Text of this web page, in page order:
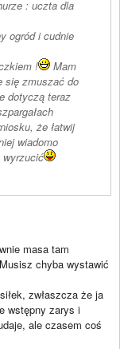
: uczta dla
!
Mam
dotyczą teraz
że łatwij
wiadomo
masa tam
chyba wystawić
zwłaszcza że ja
wstępny zarys i
ale czasem coś